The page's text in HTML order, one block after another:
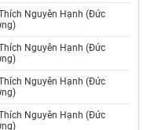
Nguyên Hạnh (Đức
Nguyên Hạnh (Đức
Nguyên Hạnh (Đức
Nguyên Hạnh (Đức